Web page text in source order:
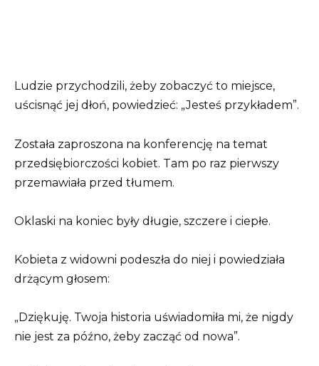
Ludzie przychodzili, żeby zobaczyć to miejsce,
uścisnąć jej dłoń, powiedzieć: „Jesteś przykładem”.
Została zaproszona na konferencję na temat
przedsiębiorczości kobiet. Tam po raz pierwszy
przemawiała przed tłumem.
Oklaski na koniec były długie, szczere i ciepłe.
Kobieta z widowni podeszła do niej i powiedziała
drżącym głosem:
„Dziękuję. Twoja historia uświadomiła mi, że nigdy
nie jest za późno, żeby zacząć od nowa”.